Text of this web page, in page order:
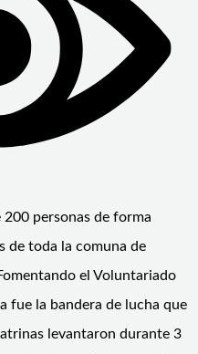
200 personas de forma
de toda la comuna de
el Voluntariado
fue la bandera de lucha que
levantaron durante 3